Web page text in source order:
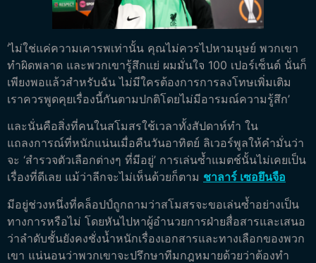
‘ไม่ใช่แค่ความเคารพเท่านั้น คุณไม่ควรไปหามนุษย์ พวกเขา
ทำผิดพลาด และพวกเขารู้สึกแย่ ผมมั่นใจ 100 เปอร์เซ็นต์ นั่นก็
เพียงพอแล้วสำหรับฉัน ไม่มีใครต้องการการลงโทษเพิ่มเติม
เราควรพูดคุยเรื่องนี้กันตามปกติโดยไม่มีอารมณ์ความรู้สึก’
และนั่นคือสิ่งที่คนในสโมสรใช้เวลาทั้งสัปดาห์ทำ ใน
แถลงการณ์ที่หนักแน่นเมื่อคืนวันอาทิตย์ ลิเวอร์พูลให้คำมั่นว่า
จะ ‘สำรวจตัวเลือกต่างๆ ที่มีอยู่’ การเล่นซ้ำแมตช์นั้นไม่เคยเป็น
เรื่องที่ดีเลย แม้ว่าลีกจะไม่เห็นด้วยก็ตาม ชาลาร์ เซอยึนจือ
มีอยู่ช่วงหนึ่งที่คล็อปป์ถูกถามว่าสโมสรจะขอเล่นซ้ำอย่างเป็น
ทางการหรือไม่ โดยหันไปหาผู้อำนวยการฝ่ายสื่อสารและเสนอ
ว่าลำดับชั้นยังคงชั่งน้ำหนักเรื่องเอกสารและทางเลือกของพวก
เขา แน่นอนว่าพวกเขาจะปรึกษาทีมกฎหมายด้วยว่าต้องทำ